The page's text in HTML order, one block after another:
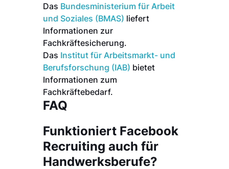
Das Bundesministerium für Arbeit
und Soziales (BMAS) liefert
Informationen zur
Fachkräftesicherung.
Das Institut für Arbeitsmarkt- und
Berufsforschung (IAB) bietet
Informationen zum
Fachkräftebedarf.
FAQ
Funktioniert Facebook
Recruiting auch für
Handwerksberufe?